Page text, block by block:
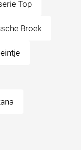
Top
Broek